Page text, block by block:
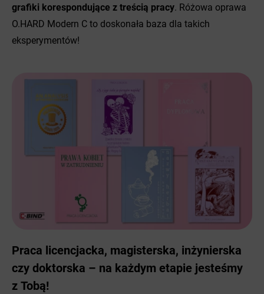
grafiki korespondujące z treścią pracy. Różowa oprawa
O.HARD Modern C to doskonała baza dla takich
eksperymentów!
Praca licencjacka, magisterska, inżynierska
czy doktorska – na każdym etapie jesteśmy
z Tobą!